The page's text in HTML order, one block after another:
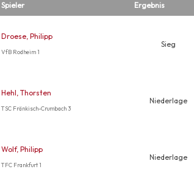
Spieler Ergebnis
Droese, Philipp
VfB Rodheim 1
Sieg
Hehl, Thorsten
TSC Fränkisch-Crumbach 3
Niederlage
Wolf, Philipp
TFC Frankfurt 1
Niederlage